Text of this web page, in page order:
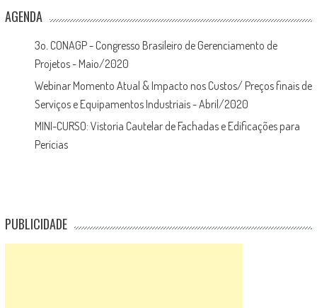
AGENDA
3o. CONAGP - Congresso Brasileiro de Gerenciamento de
Projetos - Maio/2020
Webinar Momento Atual & Impacto nos Custos/ Preços finais de
Serviços e Equipamentos Industriais - Abril/2020
MINI-CURSO: Vistoria Cautelar de Fachadas e Edificações para
Perícias
PUBLICIDADE